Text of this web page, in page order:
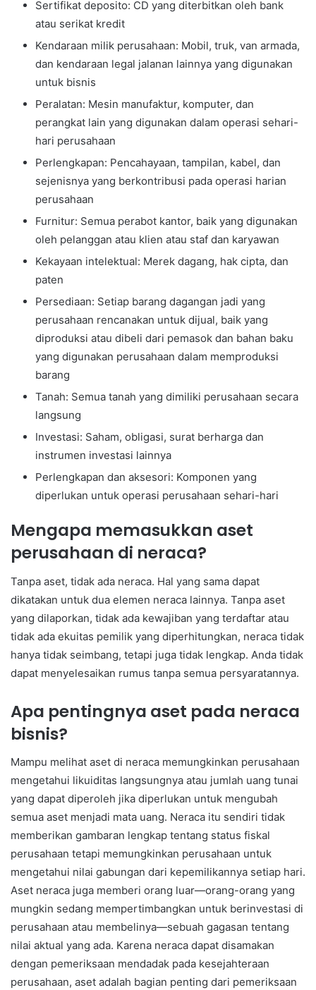
Sertifikat deposito: CD yang diterbitkan oleh bank
atau serikat kredit
Kendaraan milik perusahaan: Mobil, truk, van armada,
dan kendaraan legal jalanan lainnya yang digunakan
untuk bisnis
Peralatan: Mesin manufaktur, komputer, dan
perangkat lain yang digunakan dalam operasi sehari-
hari perusahaan
Perlengkapan: Pencahayaan, tampilan, kabel, dan
sejenisnya yang berkontribusi pada operasi harian
perusahaan
Furnitur: Semua perabot kantor, baik yang digunakan
oleh pelanggan atau klien atau staf dan karyawan
Kekayaan intelektual: Merek dagang, hak cipta, dan
paten
Persediaan: Setiap barang dagangan jadi yang
perusahaan rencanakan untuk dijual, baik yang
diproduksi atau dibeli dari pemasok dan bahan baku
yang digunakan perusahaan dalam memproduksi
barang
Tanah: Semua tanah yang dimiliki perusahaan secara
langsung
Investasi: Saham, obligasi, surat berharga dan
instrumen investasi lainnya
Perlengkapan dan aksesori: Komponen yang
diperlukan untuk operasi perusahaan sehari-hari
Mengapa memasukkan aset
perusahaan di neraca?
Tanpa aset, tidak ada neraca. Hal yang sama dapat
dikatakan untuk dua elemen neraca lainnya. Tanpa aset
yang dilaporkan, tidak ada kewajiban yang terdaftar atau
tidak ada ekuitas pemilik yang diperhitungkan, neraca tidak
hanya tidak seimbang, tetapi juga tidak lengkap. Anda tidak
dapat menyelesaikan rumus tanpa semua persyaratannya.
Apa pentingnya aset pada neraca
bisnis?
Mampu melihat aset di neraca memungkinkan perusahaan
mengetahui likuiditas langsungnya atau jumlah uang tunai
yang dapat diperoleh jika diperlukan untuk mengubah
semua aset menjadi mata uang. Neraca itu sendiri tidak
memberikan gambaran lengkap tentang status fiskal
perusahaan tetapi memungkinkan perusahaan untuk
mengetahui nilai gabungan dari kepemilikannya setiap hari.
Aset neraca juga memberi orang luar—orang-orang yang
mungkin sedang mempertimbangkan untuk berinvestasi di
perusahaan atau membelinya—sebuah gagasan tentang
nilai aktual yang ada. Karena neraca dapat disamakan
dengan pemeriksaan mendadak pada kesejahteraan
perusahaan, aset adalah bagian penting dari pemeriksaan